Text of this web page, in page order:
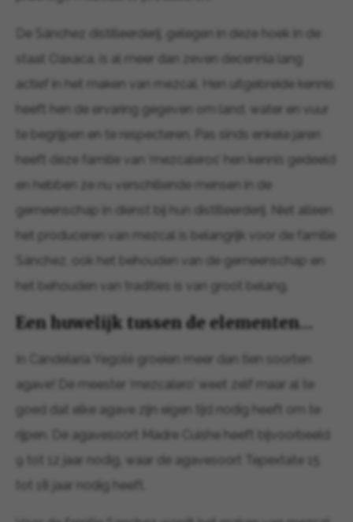
De Sánchez distilleerderij, gelegen in deze hoek in de
staat Oaxaca, is al meer dan zeven decennia lang
actief in het maken van mezcal. Hen uitgebreide kennis
heeft hen de ervaring gegeven om land, water en vuur
te begrijpen en te respecteren. Pas sinds enkele jaren
heeft deze familie van ‘mezcaleros’ hen kennis gedeeld
en hebben ze nu verschillende mensen in de
gemeenschap in dienst bij hun distilleerderij. Niet alleen
het produceren van mezcal is belangrijk voor de familie
Sánchez, ook het behouden van de gemeenschap en
het behouden van tradities is van groot belang.
Een huwelijk tussen de elementen…
In Candelaría Yegolé groeien meer dan tien soorten
agave! De meester ‘mezcalero’ weet zelf maar al te
goed dat elke agave zijn eigen tijd nodig heeft om te
rijpen. De agavesoort Madre Cuishe heeft bijvoorbeeld
9 tot 12 jaar nodig, waar de agavesoort Tepextate 15
tot 18 jaar nodig heeft.